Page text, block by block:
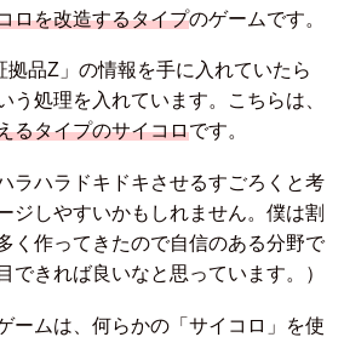
ロを改造するタイプのゲームです。
拠品Z」の情報を手に入れていたら
う処理を入れています。こちらは、
るタイプのサイコロです。
ラハラドキドキさせるすごろくと考
ジしやすいかもしれません。僕は割
く作ってきたので自信のある分野で
できれば良いなと思っています。）
ームは、何らかの「サイコロ」を使